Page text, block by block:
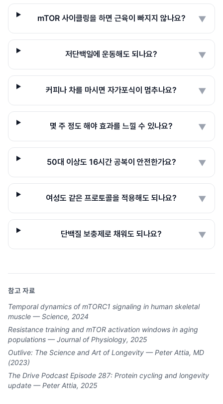
mTOR 사이클링을 하면 근육이 빠지지 않나요? ▼
저단백일에 운동해도 되나요? ▼
커피나 차를 마시면 자가포식이 멈추나요? ▼
몇 주 정도 해야 효과를 느낄 수 있나요? ▼
50대 이상도 16시간 공복이 안전한가요? ▼
여성도 같은 프로토콜을 적용해도 되나요? ▼
단백질 보충제로 채워도 되나요? ▼
참고 자료
Temporal dynamics of mTORC1 signaling in human skeletal
muscle — Science, 2024
Resistance training and mTOR activation windows in aging
populations — Journal of Physiology, 2025
Outlive: The Science and Art of Longevity — Peter Attia, MD
(2023)
The Drive Podcast Episode 287: Protein cycling and longevity
update — Peter Attia, 2025